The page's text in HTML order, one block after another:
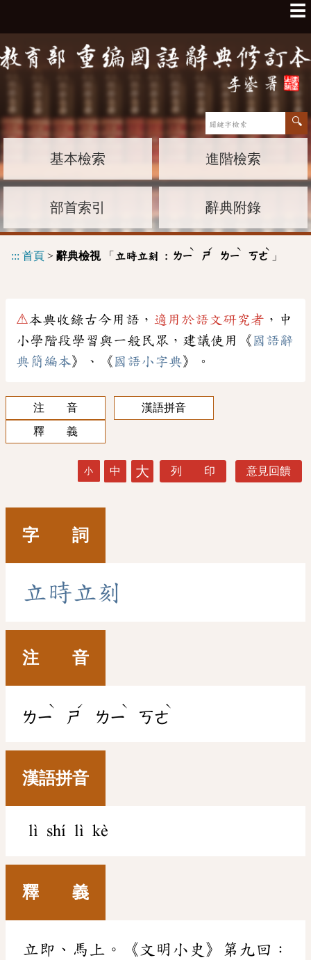
☰
基本檢索 進階檢索
部首索引 辭典附錄
::: 首頁 > 辭典檢視「 立時立刻 : ㄌㄧ
ˋ
ㄕ
ˊ
ㄌㄧ
ˋ
ㄎㄜ
ˋ
」
⚠本典收錄古今用語， 適用於語文研究者 ，中
小學階段學習與一般民眾，建議使用《 國語辭
典簡編本》、《 國語小字典》。
注 音
漢語拼音
釋 義
小 中 大 列 印 意見回饋
字 詞
立時 立刻
注 音
ㄌㄧ
ˋ
ㄕ
ˊ
ㄌㄧ
ˋ
ㄎㄜ
ˋ
漢語拼音
lì shí lì kè
釋 義
立即、馬上。《文明小史》第九回：